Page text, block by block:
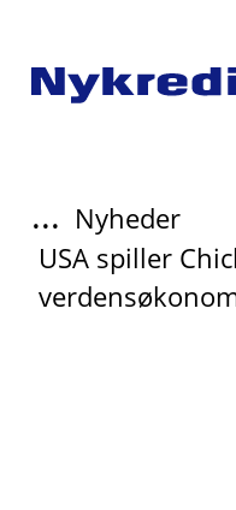
... Nyheder
USA spiller